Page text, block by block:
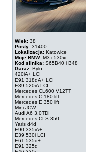
Wiek: 38
Posty: 31400
Lokalizacja: Katowice
Moje BMW: M3 i 530xi
Kod silnika: S65B40 i B48
Garaż: Było:
420iA+ LCI
E91 318dA+ LCI
E39 520iA LCI
Mercedes CL600 V12TT
Mercedes C 180 lift
Mercedes E 350 lift
Mini JCW
Audi A6 3.0TDI
Mercedes CLS 350
Yaris d4d
E90 335iA+
E39 530i LCI
E61 535d+
E91 325d